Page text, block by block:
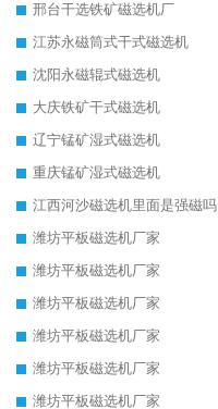
邢台干选铁矿磁选机厂
江苏永磁筒式干式磁选机
沈阳永磁辊式磁选机
大庆铁矿干式磁选机
辽宁锰矿湿式磁选机
重庆锰矿湿式磁选机
江西河沙磁选机里面是强磁吗
潍坊平板磁选机厂家
潍坊平板磁选机厂家
潍坊平板磁选机厂家
潍坊平板磁选机厂家
潍坊平板磁选机厂家
潍坊平板磁选机厂家